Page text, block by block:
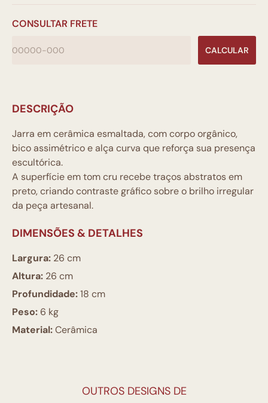
CONSULTAR FRETE
CALCULAR
DESCRIÇÃO
Jarra em cerâmica esmaltada, com corpo orgânico,
bico assimétrico e alça curva que reforça sua presença
escultórica.
A superfície em tom cru recebe traços abstratos em
preto, criando contraste gráfico sobre o brilho irregular
da peça artesanal.
DIMENSÕES & DETALHES
Largura: 26 cm
Altura: 26 cm
Profundidade:18 cm
Peso: 6 kg
Material:Cerâmica
OUTROS DESIGNS DE